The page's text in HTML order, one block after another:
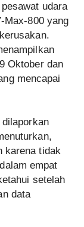
udara
Max-800 yang
Oktober dan
mencapai
karena tidak
empat
setelah
data